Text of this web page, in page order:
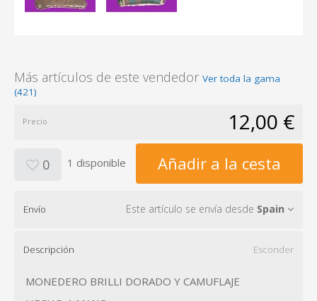
Más artículos de este vendedor Ver toda la gama
(421)
Precio 12,00 €
0 1 disponible Añadir a la cesta
Envío Este artículo se envía desde Spain
Descripción Esconder
MONEDERO BRILLI DORADO Y CAMUFLAJE